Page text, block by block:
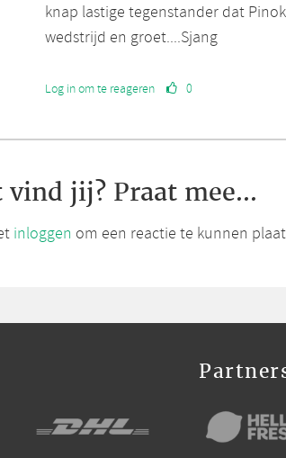
knap lastige tegenstander dat
wedstrijd en groet....Sjang
Log in om te reageren 0
vind jij? Praat mee...
inloggen om een reactie te kunnen